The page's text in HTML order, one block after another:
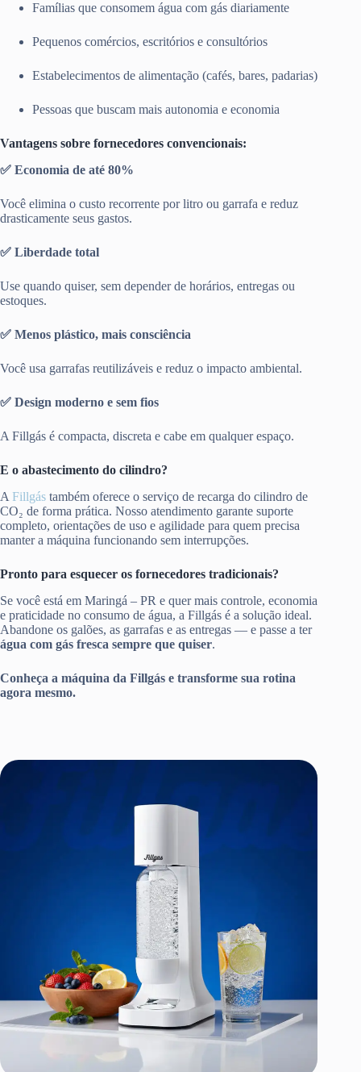
Famílias que consomem água com gás diariamente
Pequenos comércios, escritórios e consultórios
Estabelecimentos de alimentação (cafés, bares, padarias)
Pessoas que buscam mais autonomia e economia
Vantagens sobre fornecedores convencionais:
✅ Economia de até 80%
Você elimina o custo recorrente por litro ou garrafa e reduz
drasticamente seus gastos.
✅ Liberdade total
Use quando quiser, sem depender de horários, entregas ou
estoques.
✅ Menos plástico, mais consciência
Você usa garrafas reutilizáveis e reduz o impacto ambiental.
✅ Design moderno e sem fios
A Fillgás é compacta, discreta e cabe em qualquer espaço.
E o abastecimento do cilindro?
A Fillgás também oferece o serviço de recarga do cilindro de
CO₂ de forma prática. Nosso atendimento garante suporte
completo, orientações de uso e agilidade para quem precisa
manter a máquina funcionando sem interrupções.
Pronto para esquecer os fornecedores tradicionais?
Se você está em Maringá – PR e quer mais controle, economia
e praticidade no consumo de água, a Fillgás é a solução ideal.
Abandone os galões, as garrafas e as entregas — e passe a ter
água com gás fresca sempre que quiser.
Conheça a máquina da Fillgás e transforme sua rotina
agora mesmo.